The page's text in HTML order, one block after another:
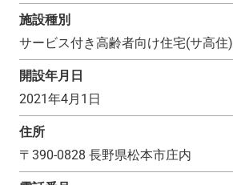
施設種別
サービス付き高齢者向け住宅(サ高住)
開設年月日
2021年4月1日
住所
〒 390-0828 長野県松本市庄内